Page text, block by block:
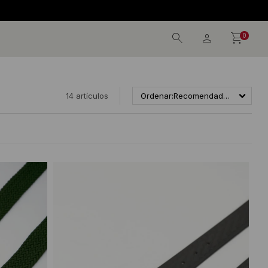
0
14 artículos Recomendados